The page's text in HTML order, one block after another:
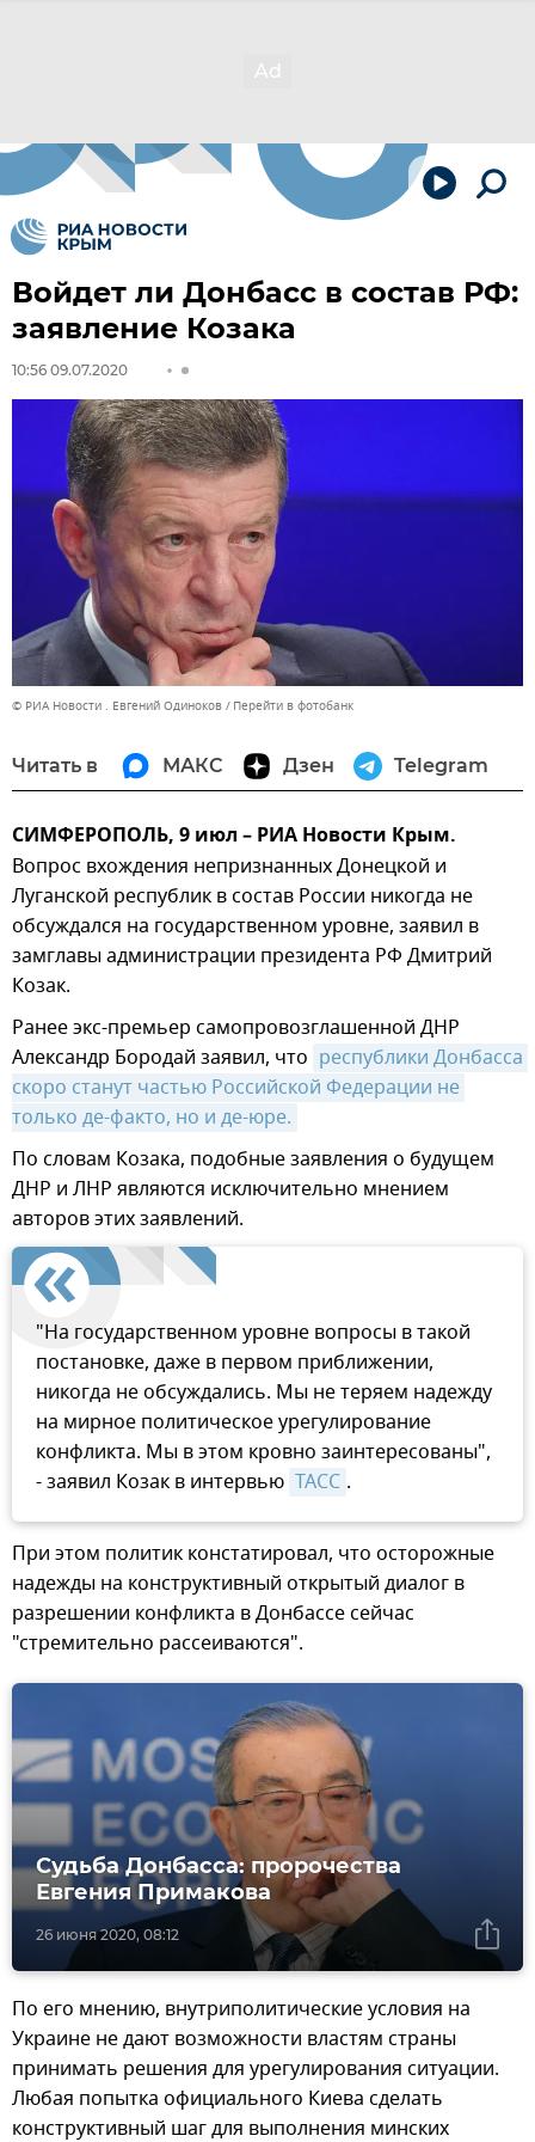
Войдет ли Донбасс в состав РФ:
заявление Козака
10:56 09.07.2020
© РИА Новости . Евгений Одиноков Перейти в фотобанк
Читать в МАКС Дзен Telegram
СИМФЕРОПОЛЬ, 9 июл – РИА Новости Крым.
Вопрос вхождения непризнанных Донецкой и
Луганской республик в состав России никогда не
обсуждался на государственном уровне, заявил в
замглавы администрации президента РФ Дмитрий
Козак.
Ранее экс-премьер самопровозглашенной ДНР
Александр Бородай заявил, что республики Донбасса
скоро станут частью Российской Федерации не
только де-факто, но и де-юре.
По словам Козака, подобные заявления о будущем
ДНР и ЛНР являются исключительно мнением
авторов этих заявлений.
"На государственном уровне вопросы в такой
постановке, даже в первом приближении,
никогда не обсуждались. Мы не теряем надежду
на мирное политическое урегулирование
конфликта. Мы в этом кровно заинтересованы",
- заявил Козак в интервью ТАСС .
При этом политик констатировал, что осторожные
надежды на конструктивный открытый диалог в
разрешении конфликта в Донбассе сейчас
"стремительно рассеиваются".
26 июня 2020, 08:12
Судьба Донбасса: пророчества
Евгения Примакова
По его мнению, внутриполитические условия на
Украине не дают возможности властям страны
принимать решения для урегулирования ситуации.
Любая попытка официального Киева сделать
конструктивный шаг для выполнения минских